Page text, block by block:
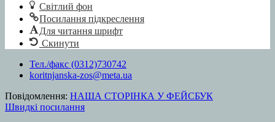
Світлий фон
Посилання підкреслення
Для читання шрифт
Скинути
ПерейтиТел./факс (0312)730742
koritnjanska-zos@meta.ua
Повідомлення: НАША СТОРІНКА У ФЕЙСБУК
Швидкі посилання